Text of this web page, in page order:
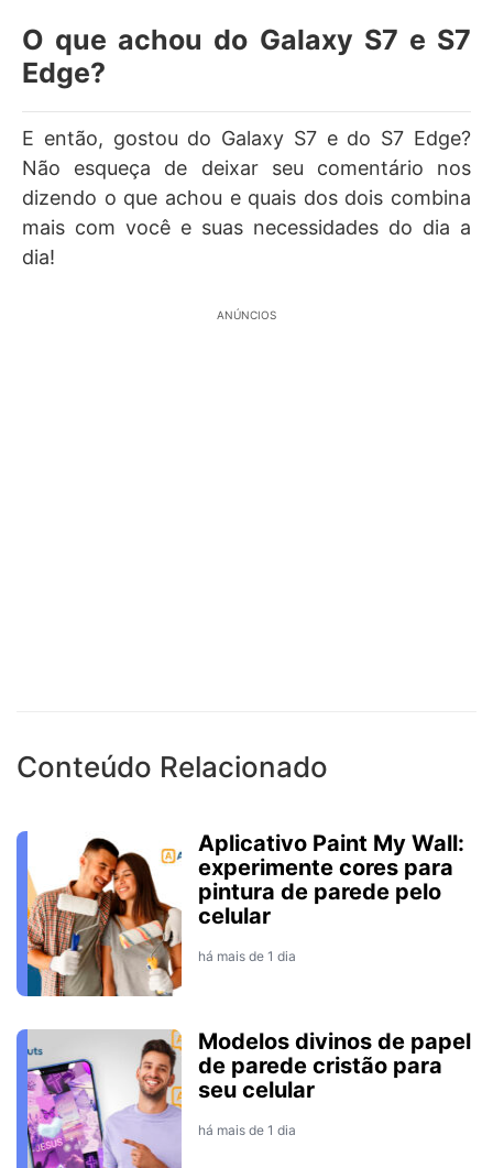
O que achou do Galaxy S7 e S7
Edge?
E então, gostou do Galaxy S7 e do S7 Edge?
Não esqueça de deixar seu comentário nos
dizendo o que achou e quais dos dois combina
mais com você e suas necessidades do dia a
dia!
ANÚNCIOS
Conteúdo Relacionado
Aplicativo Paint My Wall:
experimente cores para
pintura de parede pelo
celular
há mais de 1 dia
Modelos divinos de papel
de parede cristão para
seu celular
há mais de 1 dia